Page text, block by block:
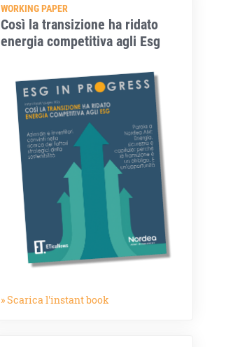
WORKING PAPER
Così la transizione ha ridato
energia competitiva agli Esg
» Scarica l'instant book